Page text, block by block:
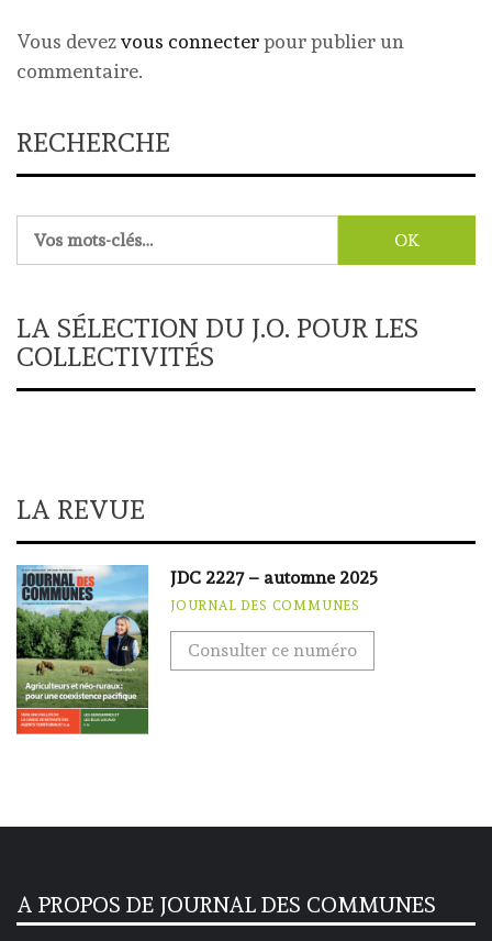
Vous devezvous connecterpour publier un
commentaire.
RECHERCHE
LA SÉLECTION DU J.O. POUR LES
COLLECTIVITÉS
LA REVUE
JDC 2227 – automne 2025
JOURNAL DES COMMUNES
Consulter ce numéro
A PROPOS DE JOURNAL DES COMMUNES